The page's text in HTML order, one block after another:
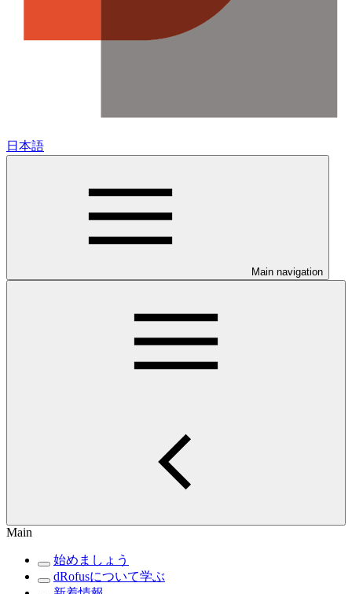
日本語
Main navigation
Main
始めましょう
dRofusについて学ぶ